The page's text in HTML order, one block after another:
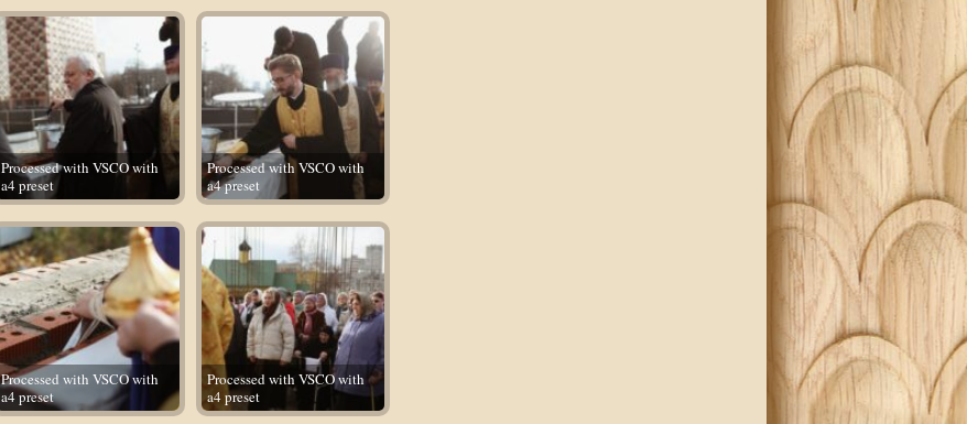
Processed with VSCO with
a4 preset
Processed with VSCO with
a4 preset
Processed with VSCO with
a4 preset
Processed with VSCO with
a4 preset